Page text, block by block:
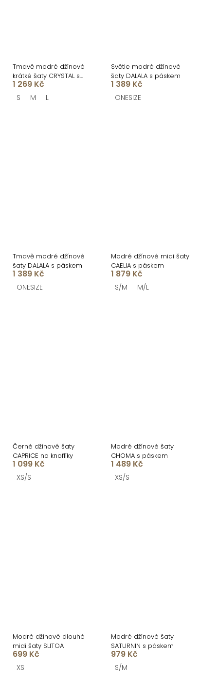
Tmavě modré džínové
krátké šaty CRYSTAL s
dlouhým rukávem
1 269 Kč
S M L
Světle modré džínové
šaty DALALA s páskem
1 389 Kč
ONESIZE
Tmavě modré džínové
šaty DALALA s páskem
1 389 Kč
ONESIZE
Modré džínové midi šaty
CAELIA s páskem
1 879 Kč
S/M M/L
Černé džínové šaty
CAPRICE na knoflíky
1 099 Kč
XS/S
Modré džínové šaty
CHOMA s páskem
1 489 Kč
XS/S
Modré džínové dlouhé
midi šaty SLITOA
699 Kč
XS
Modré džínové šaty
SATURNIN s páskem
979 Kč
S/M